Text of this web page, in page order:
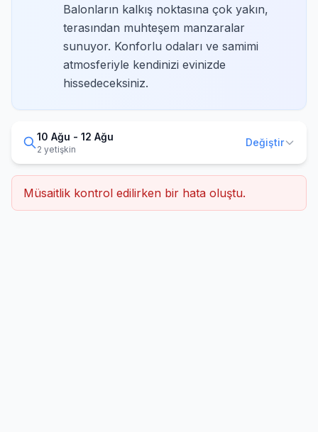
Balonların kalkış noktasına çok yakın,
terasından muhteşem manzaralar
sunuyor. Konforlu odaları ve samimi
atmosferiyle kendinizi evinizde
hissedeceksiniz.
10 Ağu - 12 Ağu
2 yetişkin
Değiştir
Müsaitlik kontrol edilirken bir hata oluştu.